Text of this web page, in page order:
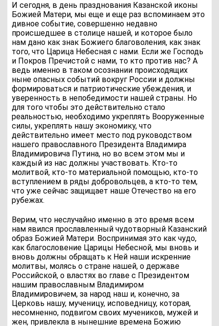
И сегодня, в день празднования Казанской иконы
Божией Матери, мы еще и еще раз вспоминаем это
дивное событие, совершенно недавно
происшедшее в столице нашей, и которое было
нам дано как знак Божиего благоволения, как знак
того, что Царица Небесная с нами. Если же Господь
и Покров Пречистой с нами, то кто против нас? А
ведь именно в таком осознании происходящих
ныне опасных событий вокруг России и должны
формироваться и патриотические убеждения, и
уверенность в непобедимости нашей страны. Но
для того чтобы это действительно стало
реальностью, необходимо укреплять Вооруженные
силы, укреплять нашу экономику, что
действительно имеет место под руководством
нашего православного Президента Владимира
Владимировича Путина, но во всем этом мы и
каждый из нас должны участвовать. Кто-то
молитвой, кто-то материальной помощью, кто-то
вступлением в ряды добровольцев, а кто-то тем,
что уже сейчас защищает наше Отечество на его
рубежах.
Верим, что неслучайно именно в это время всем
нам явился прославленный чудотворный Казанский
образ Божией Матери. Воспринимая это как чудо,
как благословение Царицы Небесной, мы вновь и
вновь должны обращать к Ней наши искренние
молитвы, молясь о стране нашей, о державе
Российской, о властях во главе с Президентом
нашим православным Владимиром
Владимировичем, за народ наш и, конечно, за
Церковь нашу, мученицу, исповедницу, которая,
несомненно, подвигом своих мучеников, мужей и
жен, привлекла в нынешние времена Божию